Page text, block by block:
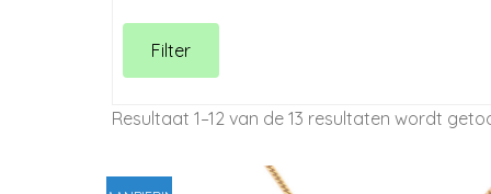
Filter
Resultaat 1–12 van de 13 resultaten wordt